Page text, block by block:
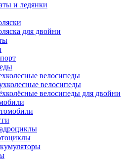
и ледянки
для двойни
велосипеды
велосипеды
велосипеды для двойни